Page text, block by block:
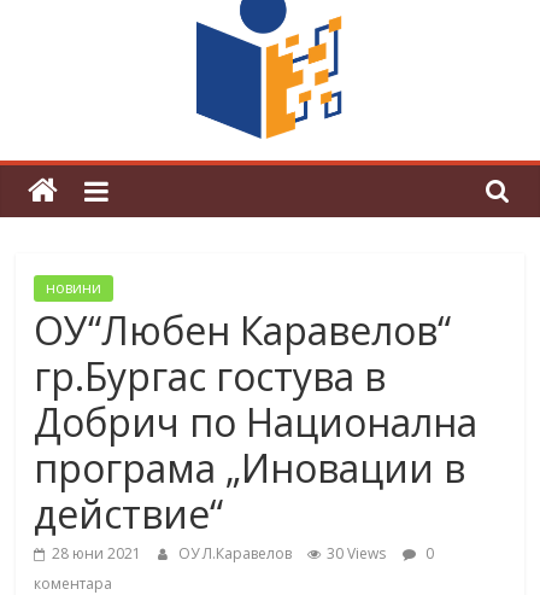
граници“
Магията на Андерсен оживя в ОУ
„Любен Каравелов“
новини
ОУ“Любен Каравелов“
гр.Бургас гостува в
Добрич по Национална
програма „Иновации в
действие“
28 юни 2021 ОУ Л.Каравелов 30 Views
0
коментара